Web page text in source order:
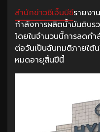
สำนักข่าวซีเอ็นบีซีรายงา
กำลังการผลิตน้ำมันดิบร
โดยในจำนวนนี้การลดก
ต่อวันเป็นฉันทมติภายใต้
หมดอายุสิ้นปีนี้